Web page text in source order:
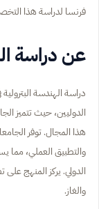
فرنسا لدراسة هذا
عن دراسة
دراسة الهندسة
الدوليين، حيث تتميز
هذا المجال. توفر
والتطبيق العملي،
الدولي. يركز المنهج على
والغاز.